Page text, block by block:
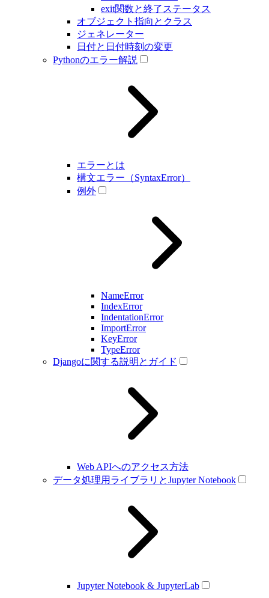
exit関数と終了ステータス
オブジェクト指向とクラス
ジェネレーター
日付と日付時刻の変更
Pythonのエラー解説
エラーとは
構文エラー（SyntaxError）
例外
NameError
IndexError
IndentationError
ImportError
KeyError
TypeError
Djangoに関する説明とガイド
Web APIへのアクセス方法
データ処理用ライブラリとJupyter Notebook
Jupyter Notebook & JupyterLab